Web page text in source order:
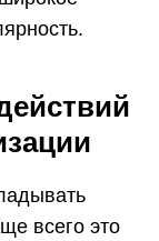
всего это